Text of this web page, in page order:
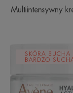
Multiintensywny
SKÓRA SUCHA I
BARDZO